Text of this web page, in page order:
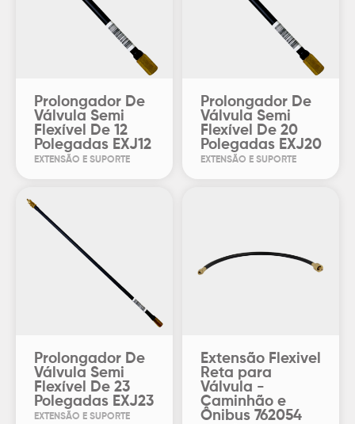
Prolongador De
Válvula Semi
Flexível De 12
Polegadas EXJ12
EXTENSÃO E SUPORTE
Prolongador De
Válvula Semi
Flexível De 20
Polegadas EXJ20
EXTENSÃO E SUPORTE
Prolongador De
Válvula Semi
Flexível De 23
Polegadas EXJ23
EXTENSÃO E SUPORTE
Extensão Flexivel
Reta para
Válvula -
Caminhão e
Ônibus 762054